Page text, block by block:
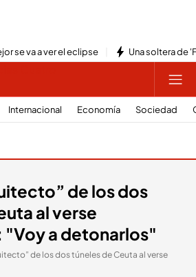
se va a ver el eclipse Una soltera de
Internacional Economía Sociedad
de los dos
al verse
a detonarlos"
de los dos túneles de Ceuta al verse